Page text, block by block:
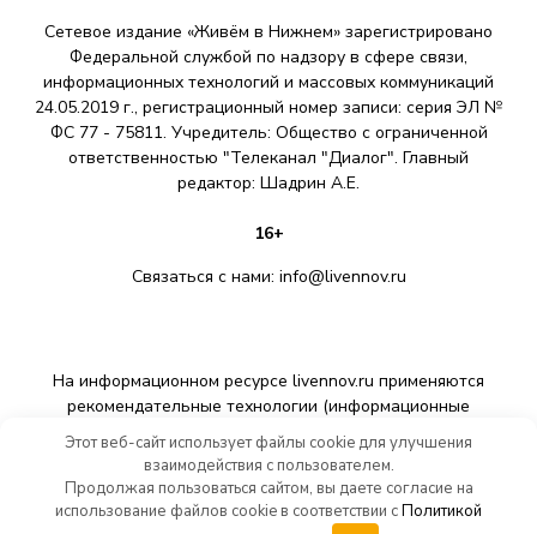
Сетевое издание «Живём в Нижнем» зарегистрировано
Федеральной службой по надзору в сфере связи,
информационных технологий и массовых коммуникаций
24.05.2019 г., регистрационный номер записи: серия ЭЛ №
ФС 77 - 75811. Учредитель: Общество с ограниченной
ответственностью "Телеканал "Диалог". Главный
редактор: Шадрин A.E.
16+
Связаться с нами: info@livennov.ru
На информационном ресурсе livennov.ru применяются
рекомендательные технологии (информационные
технологии предоставления информации на основе сбора,
систематизации и анализа сведений, относящихся к
предпочтениям пользователей сети «Интернет»,
находящихся на территории Российской Федерации).
Этот веб-сайт использует файлы cookie для улучшения
взаимодействия с пользователем.
Продолжая пользоваться сайтом, вы даете согласие на
использование файлов cookie в соответствии сПолитикой